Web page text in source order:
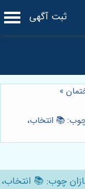
ثبت آگهی
»
چوب: 📚 انتخاب،
چوب: 📚 انتخاب،